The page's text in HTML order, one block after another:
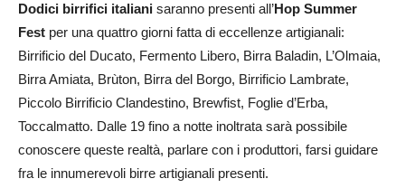
Dodici birrifici italiani saranno presenti all’Hop Summer
Fest per una quattro giorni fatta di eccellenze artigianali:
Birrificio del Ducato, Fermento Libero, Birra Baladin, L’Olmaia,
Birra Amiata, Brùton, Birra del Borgo, Birrificio Lambrate,
Piccolo Birrificio Clandestino, Brewfist, Foglie d’Erba,
Toccalmatto. Dalle 19 fino a notte inoltrata sarà possibile
conoscere queste realtà, parlare con i produttori, farsi guidare
fra le innumerevoli birre artigianali presenti.